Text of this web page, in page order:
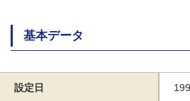
基本データ
設定日